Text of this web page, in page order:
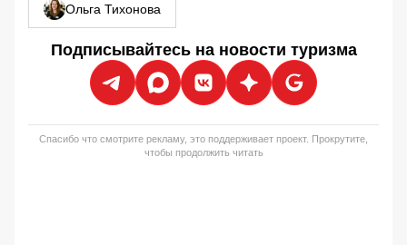
Ольга Тихонова
Подписывайтесь на новости туризма
Спасибо что смотрите рекламу, это поддерживает проект. Прокрутите,
чтобы продолжить читать